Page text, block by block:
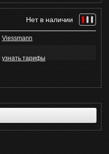
Нет в наличии
Viessmann
узнать тарифы